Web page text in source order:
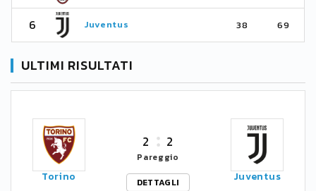
6 Juventus 38 69
ULTIMI RISULTATI
Torino
2 2
Pareggio
DETTAGLI
Juventus